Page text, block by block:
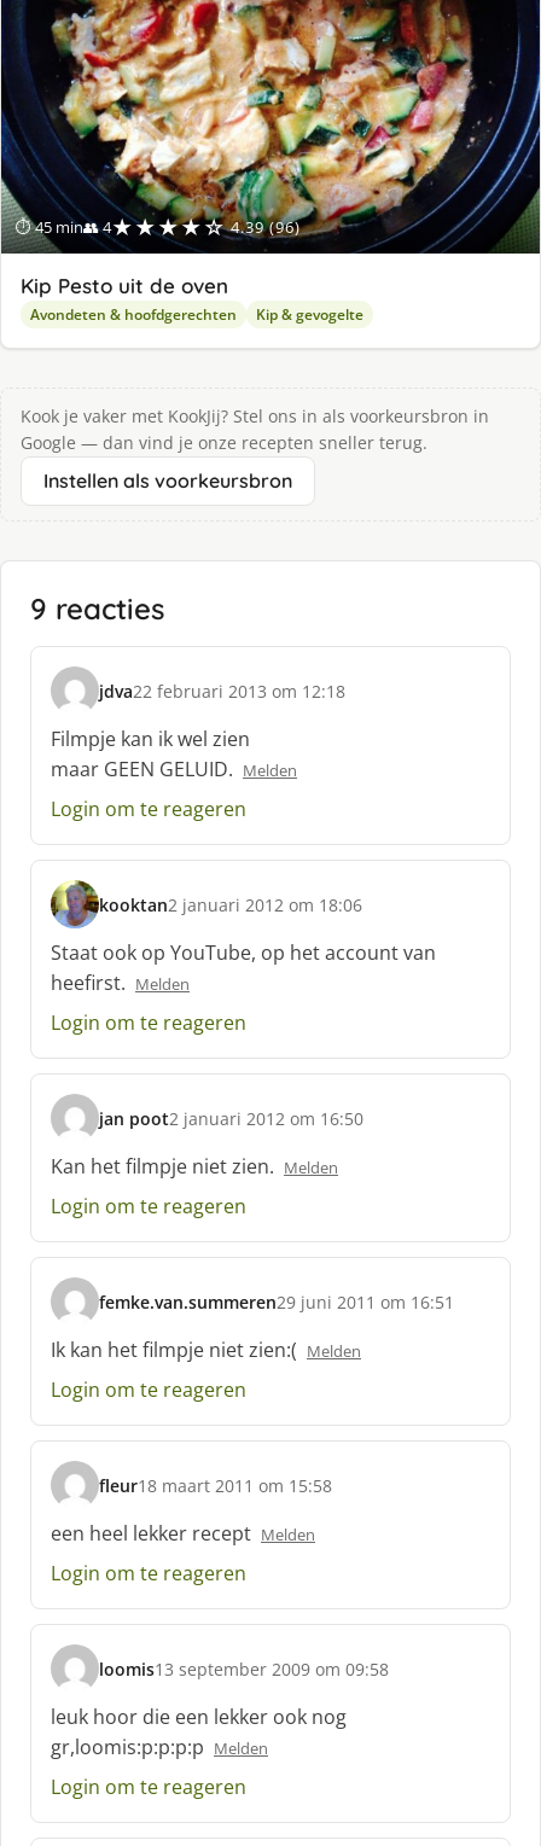
⏱ 45 min👥 4★★★★☆ 4.39 (96)
Kip Pesto uit de oven
Avondeten & hoofdgerechten Kip & gevogelte
Kook je vaker met KookJij? Stel ons in als voorkeursbron in
Google — dan vind je onze recepten sneller terug.
Instellen als voorkeursbron
9 reacties
jdva
s
c
h
r
e
f
22 februari 2013 om 12:18
Filmpje kan ik wel zien
maar GEEN GELUID. Melden
Login om te reageren
kooktan
s
c
h
r
e
f
2 januari 2012 om 18:06
Staat ook op YouTube, op het account van
heefirst. Melden
Login om te reageren
jan poot
s
c
h
r
e
f
:
2 januari 2012 om 16:50
Kan het filmpje niet zien. Melden
Login om te reageren
femke.van.summeren
s
c
h
r
e
f
:
29 juni 2011 om 16:51
Ik kan het filmpje niet zien:( Melden
Login om te reageren
fleur
s
h
r
e
f
:
18 maart 2011 om 15:58
een heel lekker recept Melden
Login om te reageren
loomis
s
c
h
r
e
f
13 september 2009 om 09:58
leuk hoor die een lekker ook nog
gr,loomis:p:p:p:p Melden
Login om te reageren